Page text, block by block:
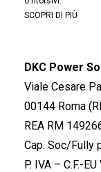
SCOPRI DI PIÙ
DKC Power
Viale Cesare
00144 Roma
REA RM
Cap. Soc/Fully
P. IVA – C.F.-